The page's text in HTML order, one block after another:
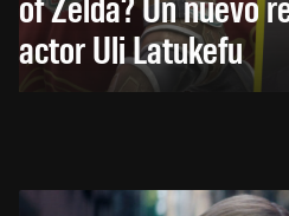
actor Uli Latukefu